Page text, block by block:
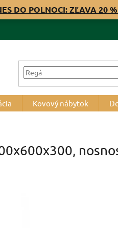
DO POLNOCI: ZĽAVA 20
Kovový nábytok